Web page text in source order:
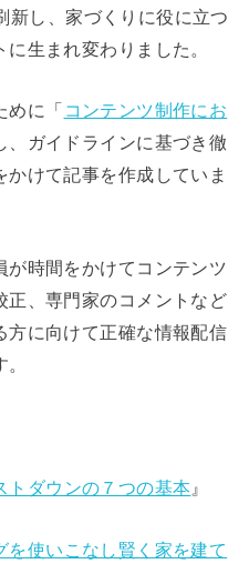
新し、家づくりに役に立つ
生まれ変わりました。
めに「 コンテンツ制作にお
、ガイドラインに基づき徹
けて記事を作成していま
が時間をかけてコンテンツ
正、専門家のコメントなど
方に向けて正確な情報配信
トダウンの７つの基本 』
使いこなし賢く家を建て